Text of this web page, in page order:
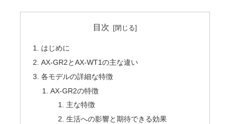
目次
はじめに
AX-GR2とAX-WT1の主な違い
各モデルの詳細な特徴
AX-GR2の特徴
主な特徴
生活への影響と期待できる効果